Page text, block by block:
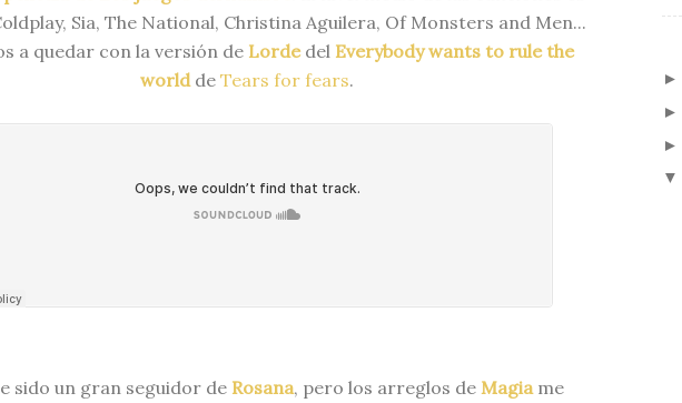
Sia, The National, Christina Aguilera, Of Monsters and Men...
a quedar con la versión de Lordedel Everybody wants to rule the
worldde Tears for fears.
sido un gran seguidor de Rosana, pero los arreglos de Magiame
►
►
►
▼